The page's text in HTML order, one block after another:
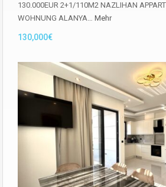
130.000EUR 2+1/110M2 NAZLIHAN
WOHNUNG ALANYA… Mehr
130,000€